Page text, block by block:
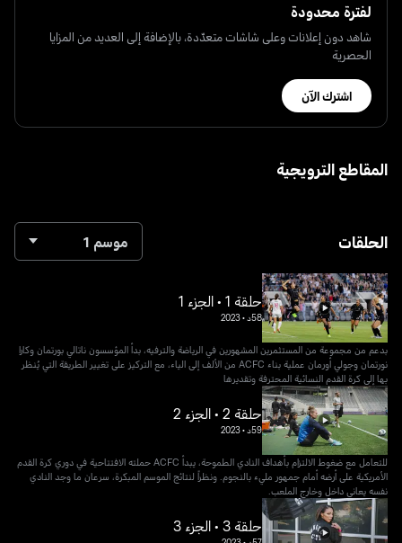
لفترة محدودة
شاهد دون إعلانات وعلى شاشات متعدّدة، بالإضافة إلى العديد من المزايا
الحصرية
اشترك الآن
المقاطع الترويجية
الحلقات موسم 1
حلقة 1 • الجزء 1
58د •
2023
بدعم من مجموعة من المستثمرين المشهورين في الرياضة والترفيه، بدأ المؤسسون ناتالي بورتمان وكارا
نورتمان وجولي أورمان عملية بناء ACFC من الألف إلى الياء، مع التركيز على تغيير الطريقة التي يُنظر
بها إلى كرة القدم النسائية المحترفة وتقديرها
حلقة 2 • الجزء 2
59د •
2023
للتعامل مع ضغوط الالتزام بأهداف النادي الطموحة، يبدأ ACFC حملته الافتتاحية في دوري كرة القدم
الأمريكية على أرضه أمام جمهور مليء بالنجوم. ونظراً لنتائج الموسم المبكرة، سرعان ما وجد النادي
نفسه يعاني داخل وخارج الملعب.
حلقة 3 • الجزء 3